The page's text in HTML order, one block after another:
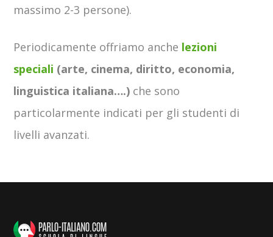
massimo 2-3 persone).
Periodicamente offriamo anche lezioni
speciali (arte, cinema, diritto, economia,
linguistica italiana….) che sono
particolarmente indicati per gli studenti di
livelli avanzati.